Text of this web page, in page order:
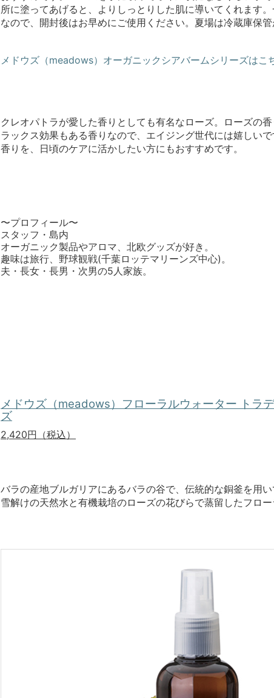
所に塗ってあげると、よりしっとりした肌に導いてくれます
なので、開封後はお早めにご使用ください。夏場は冷蔵庫保管
メドウズ（meadows）オーガニックシアバームシリーズはこ
クレオパトラが愛した香りとしても有名なローズ。ローズの
ラックス効果もある香りなので、エイジング世代には嬉しい
香りを、日頃のケアに活かしたい方にもおすすめです。
〜プロフィール〜
スタッフ・島内
オーガニック製品やアロマ、北欧グッズが好き。
趣味は旅行、野球観戦(千葉ロッテマリーンズ中心)。
夫・長女・長男・次男の5人家族。
メドウズ（meadows）フローラルウォーター トラ
ズ
2,420円（税込）
バラの産地ブルガリアにあるバラの谷で、伝統的な銅釜を用い
雪解けの天然水と有機栽培のローズの花びらで蒸留したフロー